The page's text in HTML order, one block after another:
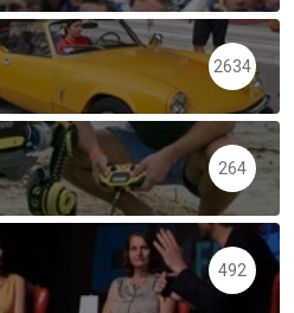
2634
264
492